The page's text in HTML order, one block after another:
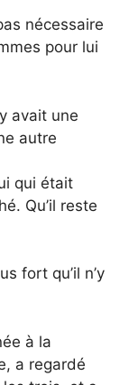
nécessaire
pour lui
avait une
autre
qui était
Qu’il reste
fort qu’il n’y
à la
a regardé